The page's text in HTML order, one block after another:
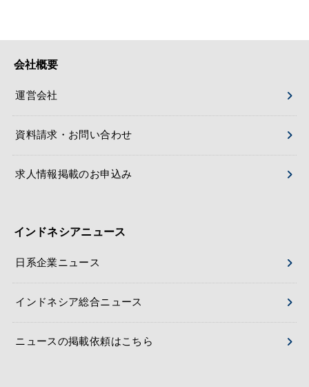
会社概要
運営会社
資料請求・お問い合わせ
求人情報掲載のお申込み
インドネシアニュース
日系企業ニュース
インドネシア総合ニュース
ニュースの掲載依頼はこちら